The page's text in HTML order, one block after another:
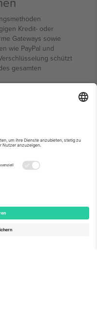
Kredit- oder
Gateways sowie
wie PayPal und
schützt
gesamten
innerhalb von 48
Für Käufer in letzter
am Veranstaltungsort
von
im Formel-1-